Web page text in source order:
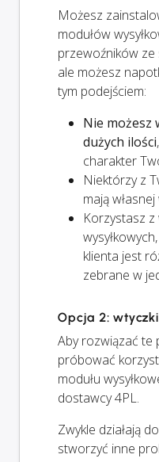
Możesz
modułów
przewoźników
ale możesz
tym podejściem:
Nie możesz
dużych ilości
charakter
Niektórzy z
mają
Korzystasz
klienta jest
zebrane w
Opcja 2:
Aby rozwiązać te
próbować
modułu
dostawcy 4PL.
Zwykle działają
stworzyć inne